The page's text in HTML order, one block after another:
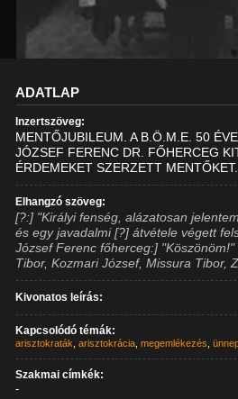
ADATLAP
Inzertszöveg:
MENTŐJUBILEUM. A B.Ö.M.E. 50
JÓZSEF FERENC DR. FŐHERCEG
ÉRDEMEKET SZERZETT
Elhangzó szöveg:
[?:] "Királyi fenség, alázatosan
és egy javadalmi [?] átvétele végett
József Ferenc főherceg:]
Tibor, Kozmari József, Missura Tibor,
Kivonatos leírás:
Kapcsolódó témák:
arisztokraták ,arisztokrácia ,megemlékezés ,
Szakmai címkék:
-